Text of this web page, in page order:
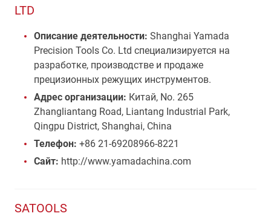
LTD
Описание деятельности: Shanghai Yamada
Precision Tools Co. Ltd специализируется на
разработке, производстве и продаже
прецизионных режущих инструментов.
Адрес организации: Китай, No. 265
Zhangliantang Road, Liantang Industrial Park,
Qingpu District, Shanghai, China
Телефон: +86 21-69208966-8221
Сайт: http://www.yamadachina.com
SATOOLS